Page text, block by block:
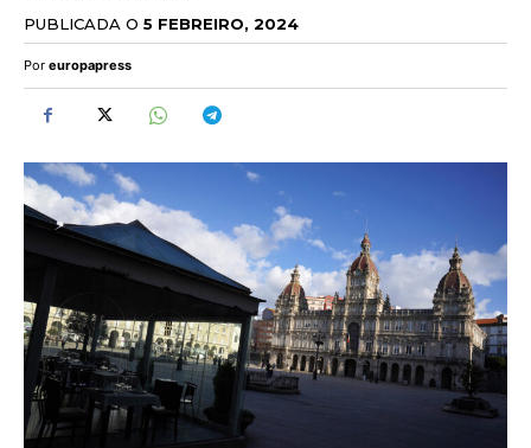
PUBLICADA O 5 FEBREIRO, 2024
Por europapress